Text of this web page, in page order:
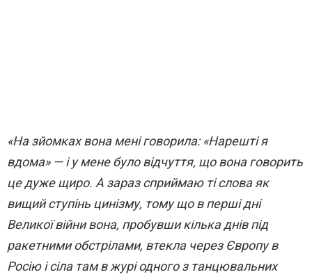
«На зйомках вона мені говорила: «Нарешті я
вдома» — і у мене було відчуття, що вона говорить
це дуже щиро. А зараз сприймаю ті слова як
вищий ступінь цинізму, тому що в перші дні
Великої війни вона, пробувши кілька днів під
ракетними обстрілами, втекла через Європу в
Росію і сіла там в журі одного з танцювальних